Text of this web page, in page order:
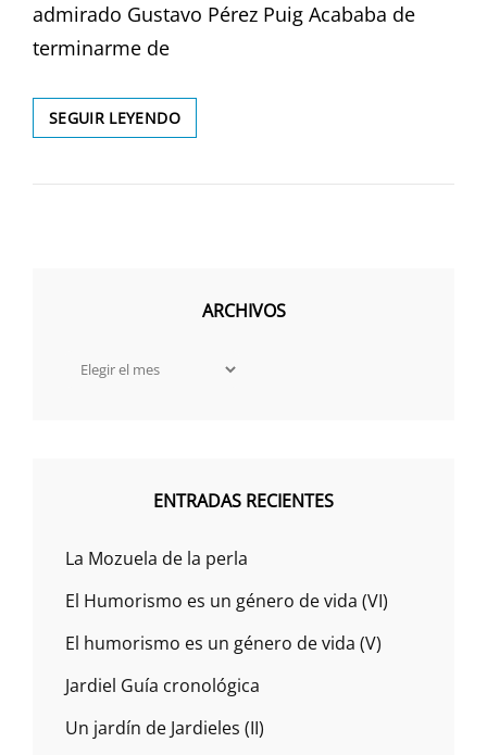
admirado Gustavo Pérez Puig Acababa de
terminarme de
SEGUIR LEYENDOSATANÁS
ADVIERTE
ARCHIVOS
Archivos
ENTRADAS RECIENTES
La Mozuela de la perla
El Humorismo es un género de vida (VI)
El humorismo es un género de vida (V)
Jardiel Guía cronológica
Un jardín de Jardieles (II)